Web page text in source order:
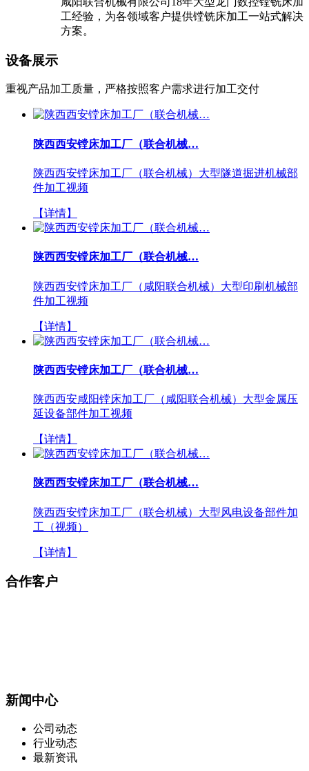
工经验，为各领域客户提供镗铣床加工一站式解决
方案。
设备展示
重视产品加工质量，严格按照客户需求进行加工交付
陕西西安镗床加工厂（联合机械…
陕西西安镗床加工厂（联合机械）大型隧道掘进机械部
件加工视频
【详情】
陕西西安镗床加工厂（联合机械…
陕西西安镗床加工厂（咸阳联合机械）大型印刷机械部
件加工视频
【详情】
陕西西安镗床加工厂（联合机械…
陕西西安咸阳镗床加工厂（咸阳联合机械）大型金属压
延设备部件加工视频
【详情】
陕西西安镗床加工厂（联合机械…
陕西西安镗床加工厂（联合机械）大型风电设备部件加
工（视频）
【详情】
合作客户
新闻中心
公司动态
行业动态
最新资讯